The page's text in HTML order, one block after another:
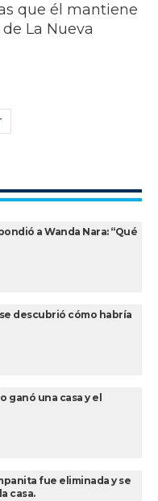
que él mantiene
La Nueva
a Wanda Nara: “Qué
descubrió cómo habría
ganó una casa y el
fue eliminada y se
casa.